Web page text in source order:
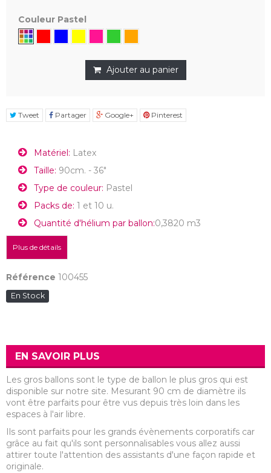
Couleur Pastel
Ajouter au panier
Tweet Partager Google+ Pinterest
Matériel: Latex
Taille: 90cm. - 36"
Type de couleur: Pastel
Packs de: 1 et 10 u.
Quantité d'hélium par ballon:0,3820 m3
Plus de détails
Référence 100455
En Stock
EN SAVOIR PLUS
Les gros ballons sont le type de ballon le plus gros qui est
disponible sur notre site. Mesurant 90 cm de diamètre ils
vont être parfaits pour être vus depuis très loin dans les
espaces à l'air libre.
Ils sont parfaits pour les grands évènements corporatifs car
grâce au fait qu'ils sont personnalisables vous allez aussi
attirer toute l'attention des assistants d'une façon rapide et
originale.